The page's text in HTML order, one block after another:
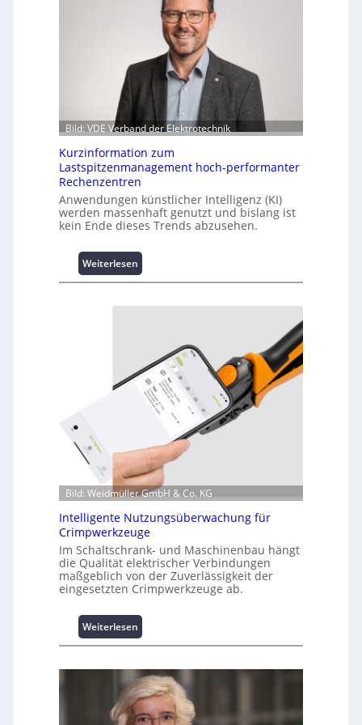
Bild: VDE Verband der Elektrotechnik
Kurzinformation zum
Lastspitzenmanagement hoch-performanter
Rechenzentren
Anwendungen künstlicher Intelligenz (KI)
werden massenhaft genutzt und bislang ist
kein Ende dieses Trends abzusehen.
Weiterlesen:
K
r
f
t
i
o
n
u
m
L
a
s
s
p
i
z
e
Bild: Weidmüller GmbH & Co. KG
Intelligente Nutzungsüberwachung für
Crimpwerkzeuge
Im Schaltschrank- und Maschinenbau hängt
die Qualität elektrischer Verbindungen
maßgeblich von der Zuverlässigkeit der
eingesetzten Crimpwerkzeuge ab.
Weiterlesen:
I
t
e
l
l